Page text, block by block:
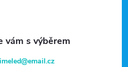
@email.cz